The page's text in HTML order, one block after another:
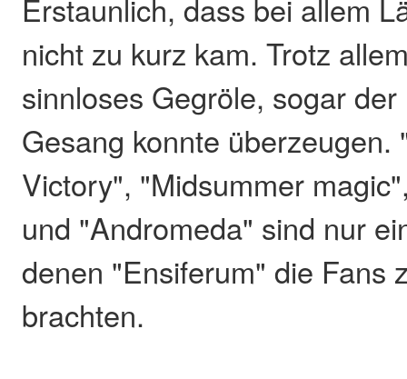
Erstaunlich, dass bei allem
nicht zu kurz kam. Trotz
sinnloses Gegröle, sogar
Gesang konnte überzeugen.
Victory", "Midsummer
und "Andromeda" sind nur
denen "Ensiferum" die Fans
brachten.